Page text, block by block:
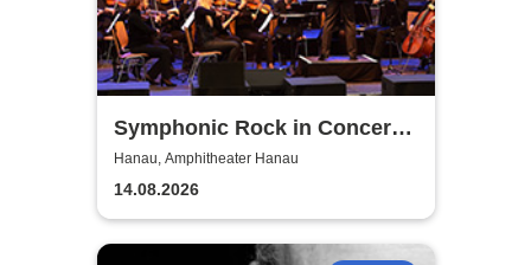
Symphonic Rock in Concert
feat. Neue Philharmonie
Frankfurt
Hanau, Amphitheater Hanau
14.08.2026